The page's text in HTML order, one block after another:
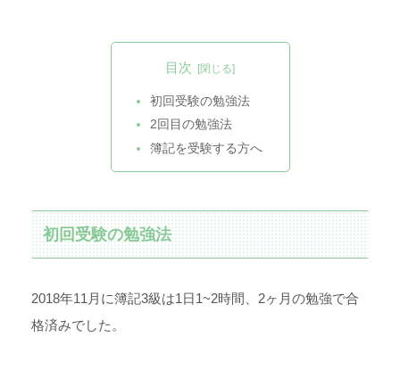
目次
初回受験の勉強法
2回目の勉強法
簿記を受験する方へ
初回受験の勉強法
2018年11月に簿記3級は1日1~2時間、2ヶ月の勉強で合
格済みでした。